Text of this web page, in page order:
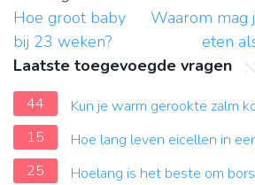
Hoe groot baby
bij 23 weken?
Waarom mag
eten
Laatste toegevoegde vragen
44
Kun je warm gerookte zalm
15
Hoe lang leven eicellen in
25
Hoelang is het beste om